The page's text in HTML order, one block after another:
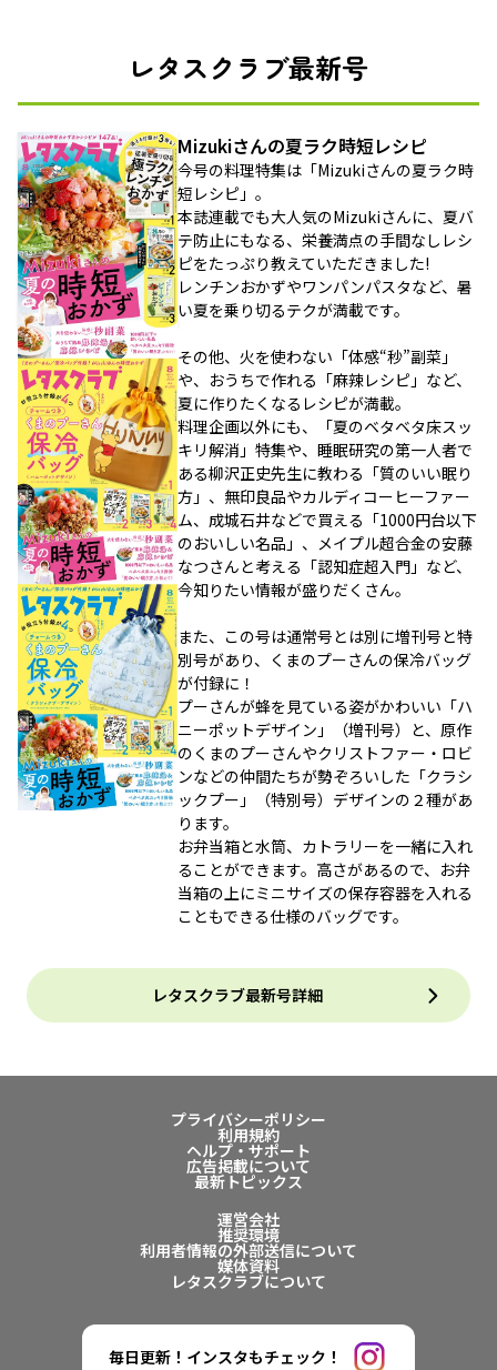
レタスクラブ最新号
Mizukiさんの夏ラク時短レシピ
今号の料理特集は「Mizukiさんの夏ラク時
短レシピ」。
本誌連載でも大人気のMizukiさんに、夏バ
テ防止にもなる、栄養満点の手間なしレシ
ピをたっぷり教えていただきました!
レンチンおかずやワンパンパスタなど、暑
い夏を乗り切るテクが満載です。
その他、火を使わない「体感“秒”副菜」
や、おうちで作れる「麻辣レシピ」など、
夏に作りたくなるレシピが満載。
料理企画以外にも、「夏のベタベタ床スッ
キリ解消」特集や、睡眠研究の第一人者で
ある柳沢正史先生に教わる「質のいい眠り
方」、無印良品やカルディコーヒーファー
ム、成城石井などで買える「1000円台以下
のおいしい名品」、メイプル超合金の安藤
なつさんと考える「認知症超入門」など、
今知りたい情報が盛りだくさん。
また、この号は通常号とは別に増刊号と特
別号があり、くまのプーさんの保冷バッグ
が付録に！
プーさんが蜂を見ている姿がかわいい「ハ
ニーポットデザイン」（増刊号）と、原作
のくまのプーさんやクリストファー・ロビ
ンなどの仲間たちが勢ぞろいした「クラシ
ックプー」（特別号）デザインの２種があ
ります。
お弁当箱と水筒、カトラリーを一緒に入れ
ることができます。高さがあるので、お弁
当箱の上にミニサイズの保存容器を入れる
こともできる仕様のバッグです。
レタスクラブ最新号詳細
プライバシーポリシー
利用規約
ヘルプ・サポート
広告掲載について
最新トピックス
運営会社
推奨環境
利用者情報の外部送信について
媒体資料
レタスクラブについて
毎日更新！インスタもチェック！